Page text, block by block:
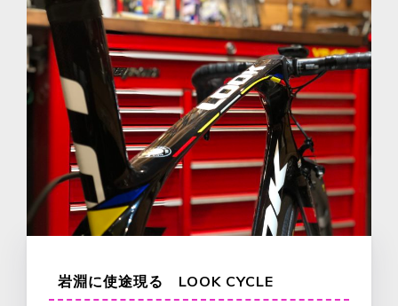
岩淵に使途現る LOOK CYCLE